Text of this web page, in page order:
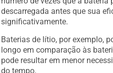
descarregada antes que sua
significativamente.
Baterias de lítio, por exemplo,
longo em comparação às
pode resultar em menor
do tempo.